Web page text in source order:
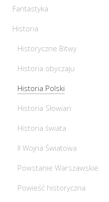
Fantastyka
Historia
Historyczne Bitwy
Historia obyczaju
Historia Polski
Historia Słowian
Historia świata
II Wojna Światowa
Powstanie Warszawskie
Powieść historyczna